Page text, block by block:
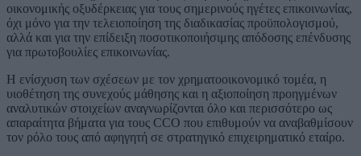
οικονομικής οξυδέρκειας για τους σημερινούς ηγέτες επικοινωνίας,
όχι μόνο για την τελειοποίηση της διαδικασίας προϋπολογισμού,
αλλά και για την επίδειξη ποσοτικοποιήσιμης απόδοσης επένδυσης
για πρωτοβουλίες επικοινωνίας.
Η ενίσχυση των σχέσεων με τον χρηματοοικονομικό τομέα, η
υιοθέτηση της συνεχούς μάθησης και η αξιοποίηση προηγμένων
αναλυτικών στοιχείων αναγνωρίζονται όλο και περισσότερο ως
απαραίτητα βήματα για τους CCO που επιθυμούν να αναβαθμίσουν
τον ρόλο τους από αφηγητή σε στρατηγικό επιχειρηματικό εταίρο.